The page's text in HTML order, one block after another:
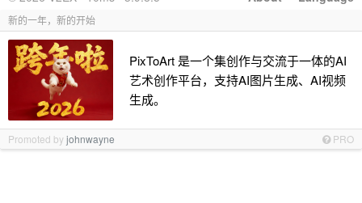
新的一年，新的开始
PixToArt 是一个集创作与交流于一体的AI
艺术创作平台，支持AI图片生成、AI视频
生成。
Promoted byjohnwayne PRO